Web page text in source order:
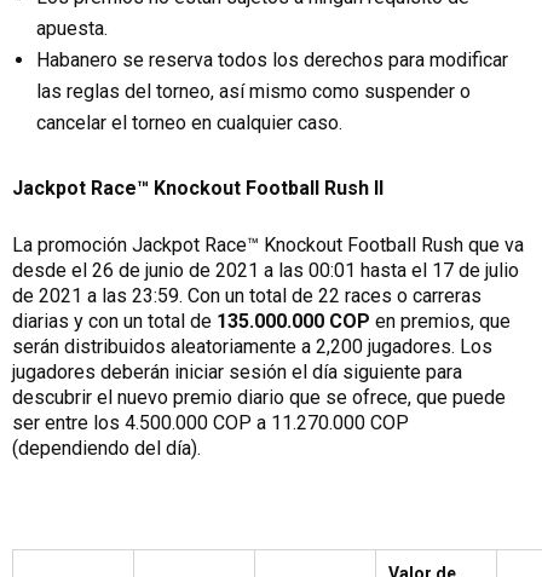
apuesta.
Habanero se reserva todos los derechos para modificar
las reglas del torneo, así mismo como suspender o
cancelar el torneo en cualquier caso.
Jackpot Race™ Knockout Football Rush II
La promoción Jackpot Race™ Knockout Football Rush que va
desde el 26 de junio de 2021 a las 00:01 hasta el 17 de julio
de 2021 a las 23:59. Con un total de 22 races o carreras
diarias y con un total de 135.000.000 COP en premios, que
serán distribuidos aleatoriamente a 2,200 jugadores. Los
jugadores deberán iniciar sesión el día siguiente para
descubrir el nuevo premio diario que se ofrece, que puede
ser entre los 4.500.000 COP a 11.270.000 COP
(dependiendo del día).